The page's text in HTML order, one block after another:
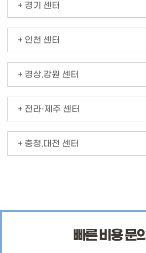
+ 경기 센터
+ 인천 센터
+ 경상.강원 센터
+ 전라·제주 센터
+ 충청.대전 센터
빠른 비용 문의